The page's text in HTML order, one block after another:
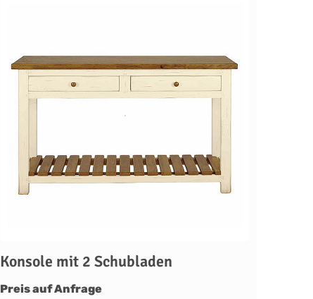
Konsole mit 2 Schubladen
Preis auf Anfrage